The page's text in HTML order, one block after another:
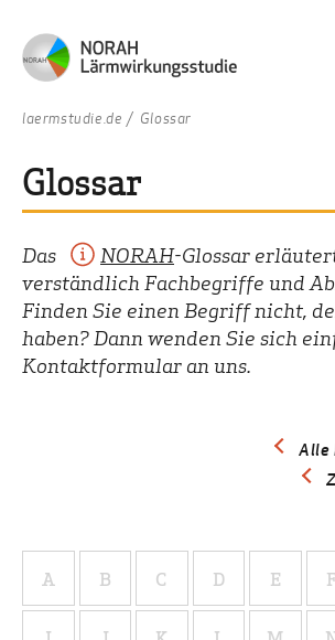
laermstudie.de Glossar
Glossar
Das NORAH-Glossar
verständlich Fachbegriffe und
Finden Sie einen Begriff nicht,
haben? Dann wenden Sie sich
Kontaktformular an uns.
Alle
A B C D E F